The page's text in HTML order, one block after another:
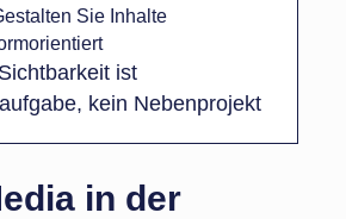
Sie Inhalte
ist
kein Nebenprojekt
in der